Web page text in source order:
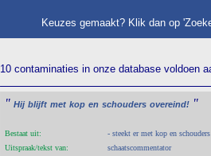
Keuzes gemaakt? Klik dan op
10 contaminaties in onze database voldoen
" Hij blijft met kop en schouders overeind! "
Bestaat uit:
- steekt er met kop en
Uitspraak/tekst van:
schaatscommentator